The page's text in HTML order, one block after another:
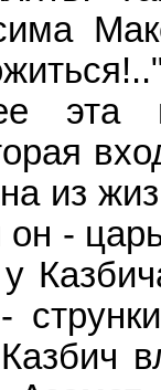
из
-